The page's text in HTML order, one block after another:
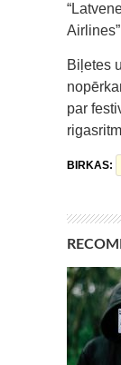
Biļetes
par
BIRKAS: